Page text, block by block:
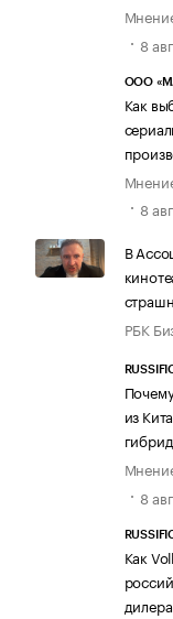
8
ООО
Как
8
В
РБК
из
8
Как
дилера